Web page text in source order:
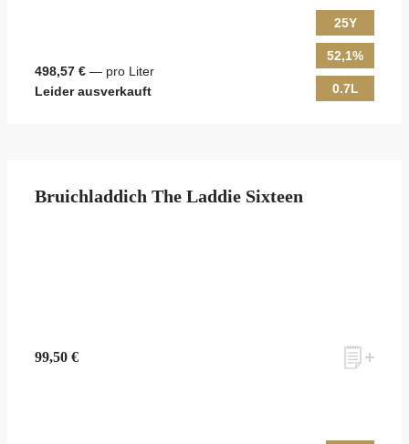
498,57 € — pro Liter
Leider ausverkauft
25Y
52,1%
0.7L
Bruichladdich The Laddie Sixteen
99,50 €